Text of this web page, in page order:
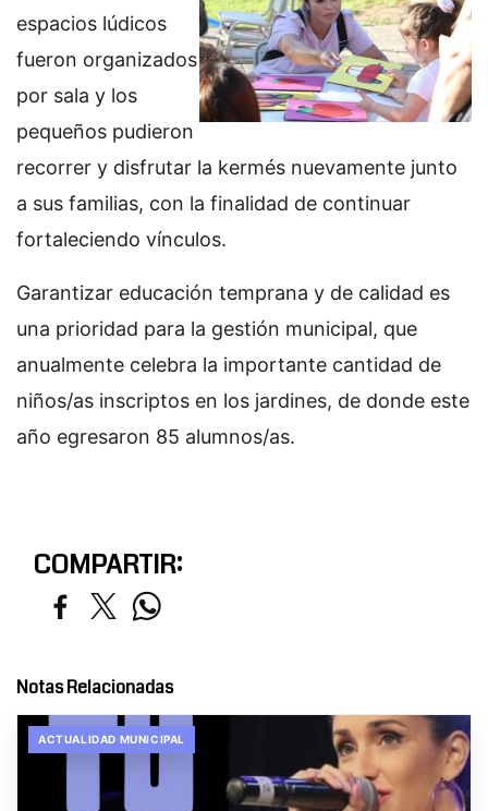
espacios lúdicos
fueron organizados
por sala y los
pequeños pudieron
recorrer y disfrutar la kermés nuevamente junto
a sus familias, con la finalidad de continuar
fortaleciendo vínculos.
Garantizar educación temprana y de calidad es
una prioridad para la gestión municipal, que
anualmente celebra la importante cantidad de
niños/as inscriptos en los jardines, de donde este
año egresaron 85 alumnos/as.
COMPARTIR:
Notas Relacionadas
ACTUALIDAD MUNICIPAL